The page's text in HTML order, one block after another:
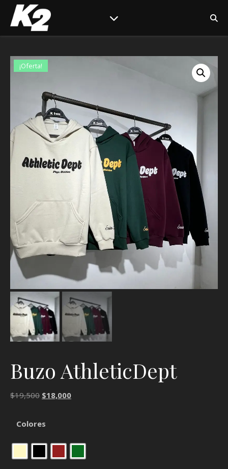
¡Oferta!
Buzo AthleticDept
$19,500 El precio original era: $19,500.
$18,000El precio actual es: $18,000.
Colores